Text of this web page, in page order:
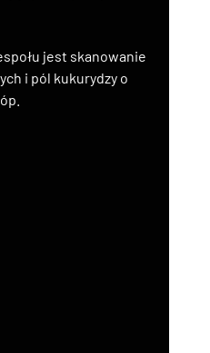
jest skanowanie
i pól kukurydzy o